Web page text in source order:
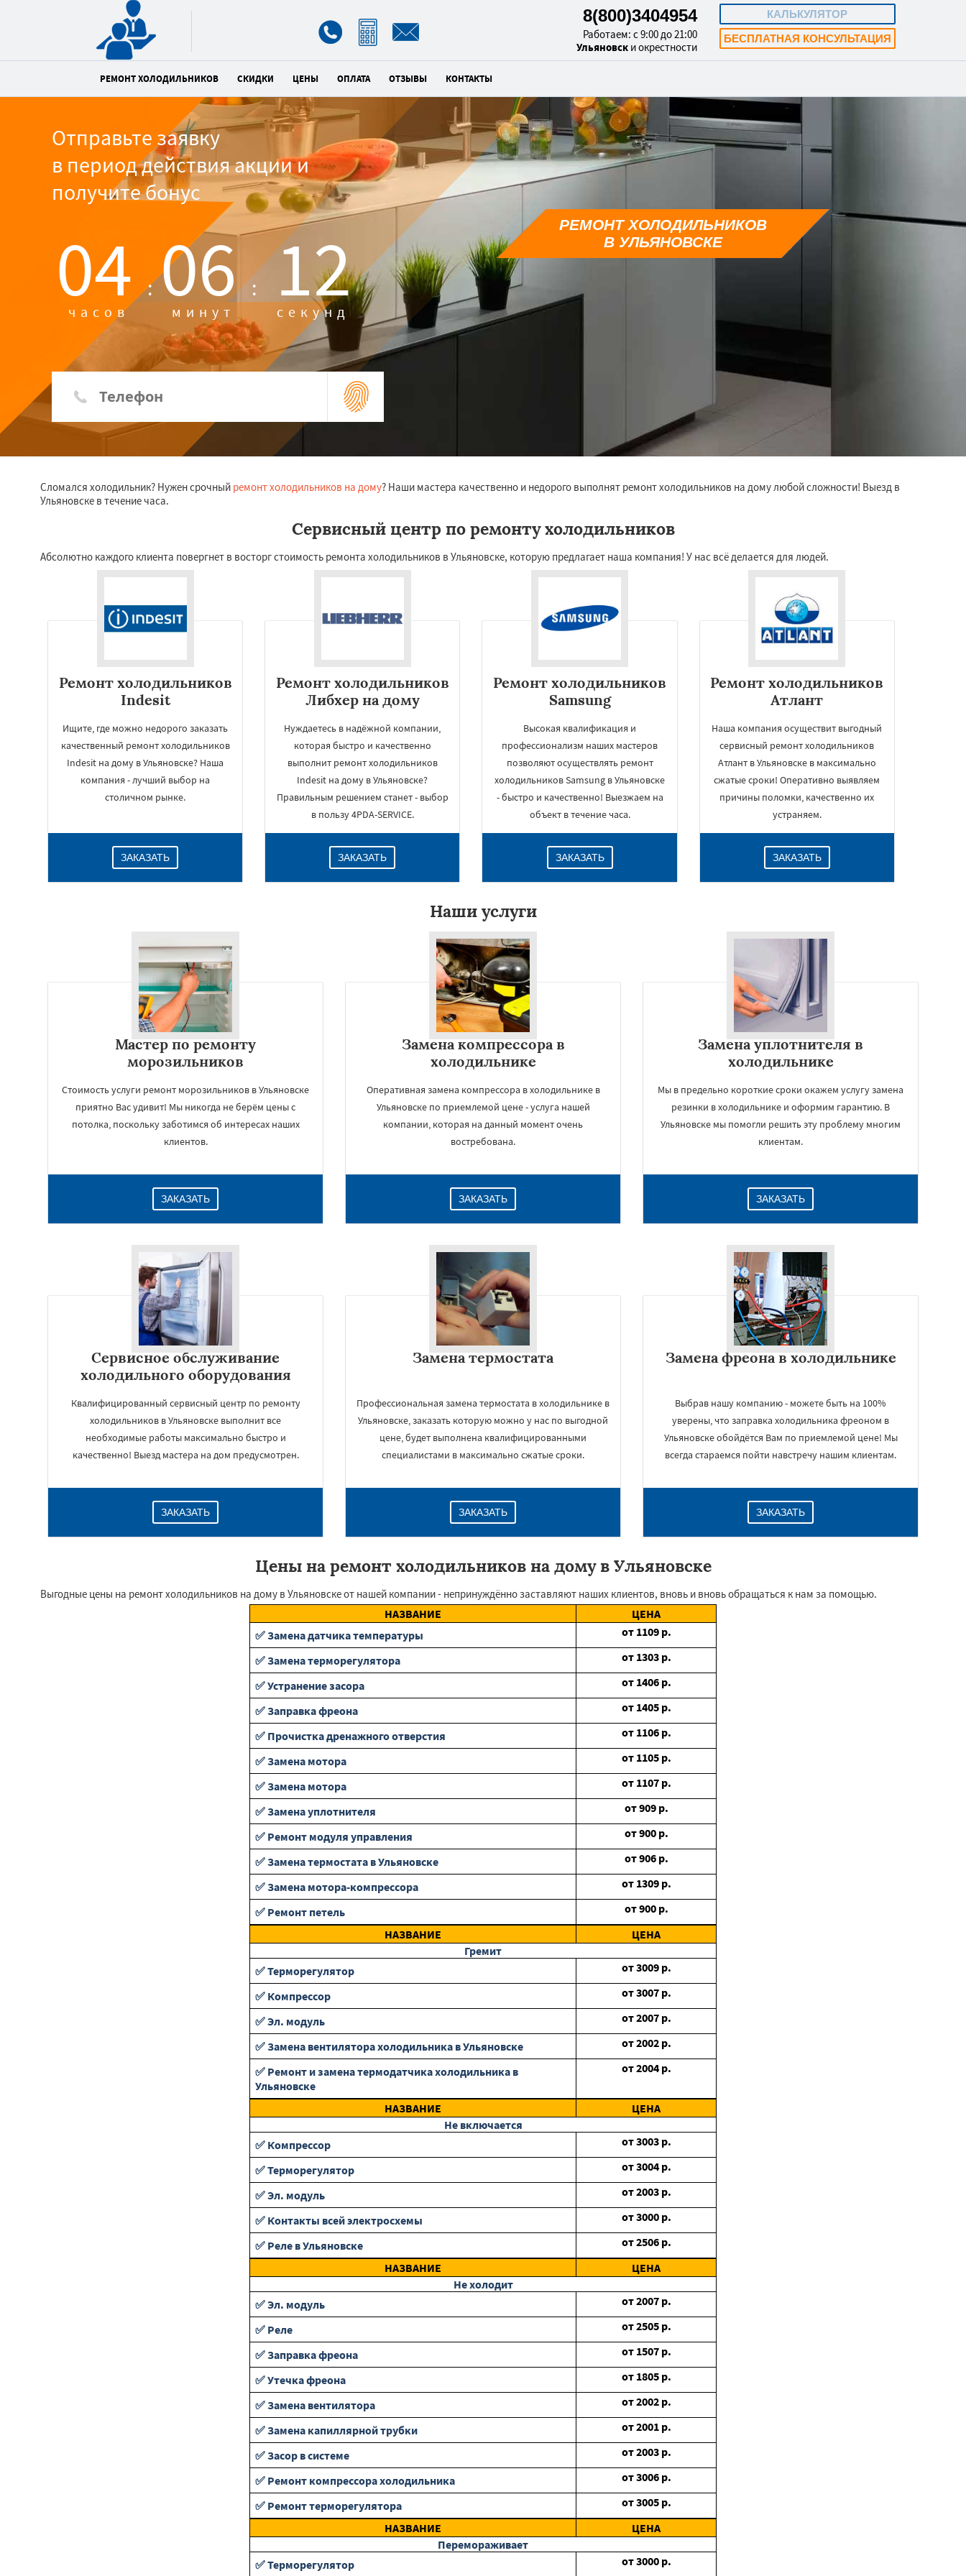
КАЛЬКУЛЯТОР
БЕСПЛАТНАЯ КОНСУЛЬТАЦИЯ
8(800)3404954
Работаем: с 9:00 до 21:00
Ульяновск и окрестности
РЕМОНТ ХОЛОДИЛЬНИКОВ СКИДКИ ЦЕНЫ ОПЛАТА ОТЗЫВЫ КОНТАКТЫ
Отправьте заявку
в период действия акции и
получите бонус
04 :
часов 06 :
минут 11
секунд
РЕМОНТ ХОЛОДИЛЬНИКОВ
В УЛЬЯНОВСКЕ
Сломался холодильник? Нужен срочный ремонт холодильников на дому? Наши мастера качественно и недорого выполнят ремонт холодильников на дому любой сложности! Выезд в
Ульяновске в течение часа.
Сервисный центр по ремонту холодильников
Абсолютно каждого клиента повергнет в восторг стоимость ремонта холодильников в Ульяновске, которую предлагает наша компания! У нас всё делается для людей.
Ремонт холодильников
Indesit
Ищите, где можно недорого заказать
качественный ремонт холодильников
Indesit на дому в Ульяновске? Наша
компания - лучший выбор на
столичном рынке.
ЗАКАЗАТЬ
Ремонт холодильников
Либхер на дому
Нуждаетесь в надёжной компании,
которая быстро и качественно
выполнит ремонт холодильников
Indesit на дому в Ульяновске?
Правильным решением станет - выбор
в пользу 4PDA-SERVICE.
ЗАКАЗАТЬ
Ремонт холодильников
Samsung
Высокая квалификация и
профессионализм наших мастеров
позволяют осуществлять ремонт
холодильников Samsung в Ульяновске
- быстро и качественно! Выезжаем на
объект в течение часа.
ЗАКАЗАТЬ
Ремонт холодильников
Атлант
Наша компания осуществит выгодный
сервисный ремонт холодильников
Атлант в Ульяновске в максимально
сжатые сроки! Оперативно выявляем
причины поломки, качественно их
устраняем.
ЗАКАЗАТЬ
Наши услуги
Мастер по ремонту
морозильников
Стоимость услуги ремонт морозильников в Ульяновске
приятно Вас удивит! Мы никогда не берём цены с
потолка, поскольку заботимся об интересах наших
клиентов.
ЗАКАЗАТЬ
Замена компрессора в
холодильнике
Оперативная замена компрессора в холодильнике в
Ульяновске по приемлемой цене - услуга нашей
компании, которая на данный момент очень
востребована.
ЗАКАЗАТЬ
Замена уплотнителя в
холодильнике
Мы в предельно короткие сроки окажем услугу замена
резинки в холодильнике и оформим гарантию. В
Ульяновске мы помогли решить эту проблему многим
клиентам.
ЗАКАЗАТЬ
Сервисное обслуживание
холодильного оборудования
Квалифицированный сервисный центр по ремонту
холодильников в Ульяновске выполнит все
необходимые работы максимально быстро и
качественно! Выезд мастера на дом предусмотрен.
ЗАКАЗАТЬ
Замена термостата
Профессиональная замена термостата в холодильнике в
Ульяновске, заказать которую можно у нас по выгодной
цене, будет выполнена квалифицированными
специалистами в максимально сжатые сроки.
ЗАКАЗАТЬ
Замена фреона в холодильнике
Выбрав нашу компанию - можете быть на 100%
уверены, что заправка холодильника фреоном в
Ульяновске обойдётся Вам по приемлемой цене! Мы
всегда стараемся пойти навстречу нашим клиентам.
ЗАКАЗАТЬ
Цены на ремонт холодильников на дому в Ульяновске
Выгодные цены на ремонт холодильников на дому в Ульяновске от нашей компании - непринуждённо заставляют наших клиентов, вновь и вновь обращаться к нам за помощью.
НАЗВАНИЕ
ЦЕНА
✅ Замена датчика температуры
от 1109 р.
✅ Замена терморегулятора
от 1303 р.
✅ Устранение засора
от 1406 р.
✅ Заправка фреона
от 1405 р.
✅ Прочистка дренажного отверстия
от 1106 р.
✅ Замена мотора
от 1105 р.
✅ Замена мотора
от 1107 р.
✅ Замена уплотнителя
от909 р.
✅ Ремонт модуля управления
от900 р.
✅ Замена термостата в Ульяновске
от906 р.
✅ Замена мотора-компрессора
от 1309 р.
✅ Ремонт петель
от900 р.
НАЗВАНИЕ
ЦЕНА
Гремит
✅ Терморегулятор
от3009 р.
✅ Компрессор
от3007 р.
✅ Эл. модуль
от2007 р.
✅ Замена вентилятора холодильника в Ульяновске
от2002 р.
✅ Ремонт и замена термодатчика холодильника в
Ульяновске
от2004 р.
НАЗВАНИЕ
ЦЕНА
Не включается
✅ Компрессор
от3003 р.
✅ Терморегулятор
от3004 р.
✅ Эл. модуль
от2003 р.
✅ Контакты всей электросхемы
от3000 р.
✅ Реле в Ульяновске
от2506 р.
НАЗВАНИЕ
ЦЕНА
Не холодит
✅ Эл. модуль
от2007 р.
✅ Реле
от2505 р.
✅ Заправка фреона
от 1507 р.
✅ Утечка фреона
от 1805 р.
✅ Замена вентилятора
от2002 р.
✅ Замена капиллярной трубки
от2001 р.
✅ Засор в системе
от2003 р.
✅ Ремонт компрессора холодильника
от3006 р.
✅ Ремонт терморегулятора
от3005 р.
НАЗВАНИЕ
ЦЕНА
Перемораживает
✅ Терморегулятор
от3000 р.
Даю согласие на обработку персональных данных